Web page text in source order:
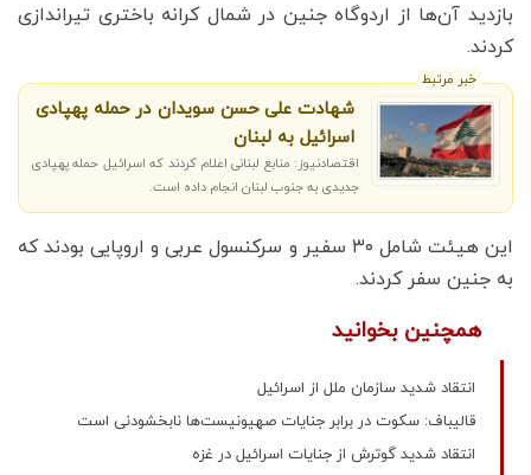
بازدید آن‌ها از اردوگاه جنین در شمال کرانه باختری تیراندازی
کردند.
خبر مرتبط
شهادت علی حسن سویدان در حمله پهپادی
اسرائیل به لبنان
اقتصادنیوز: منابع لبنانی اعلام کردند که اسرائیل حمله پهپادی
جدیدی به جنوب لبنان انجام داده است.
این هیئت شامل ۳۰ سفیر و سرکنسول عربی و اروپایی بودند که
به جنین سفر کردند.
همچنین بخوانید
انتقاد شدید سازمان ملل از اسرائیل
قالیباف: سکوت در برابر جنایات صهیونیست‌ها نابخشودنی است
انتقاد شدید گوترش از جنایات اسرائیل در غزه